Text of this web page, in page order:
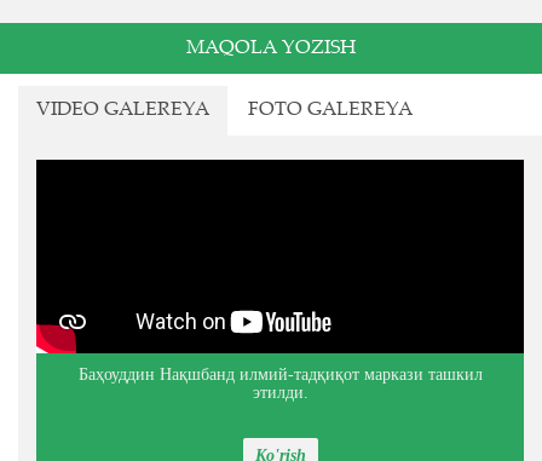
MAQOLA YOZISH
VIDEO GALEREYA FOTO GALEREYA
Баҳоуддин Нақшбанд илмий-тадқиқот маркази ташкил
этилди.
Ko'rish